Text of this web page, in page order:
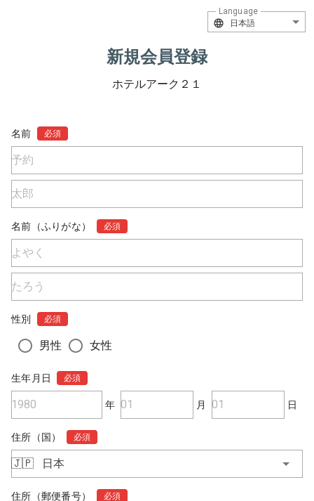
日本語
Language
新規会員登録
ホテルアーク２１
名前 必須
名前（ふりがな） 必須
性別 必須
男性 女性
生年月日 必須
年 月 日
住所（国） 必須
🇯🇵 日本
住所（郵便番号） 必須